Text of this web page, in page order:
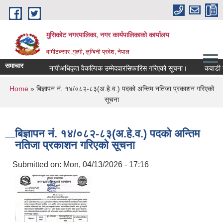
Skip to main content
मुसिकोट नगरपालिका, नगर कार्यपालिकाकाे कार्यालय
वामीटक्सार ,गुल्मी, लुम्बिनी प्रदेश, नेपाल
समाचार नापीअधिकृत वैकल्पिक उम्मेदवारसिफारिस गरिएको सूचना। कवाडी
You are here
Home» बिज्ञापन नं. १४/०८२-८३(अ.हे.व.) पदको अन्तिम नतिजा प्रकाशन गरिएको
सूचना
बिज्ञापन नं. १४/०८२-८३(अ.हे.व.) पदको अन्तिम
नतिजा प्रकाशन गरिएको सूचना
Submitted on: Mon, 04/13/2026 - 17:16